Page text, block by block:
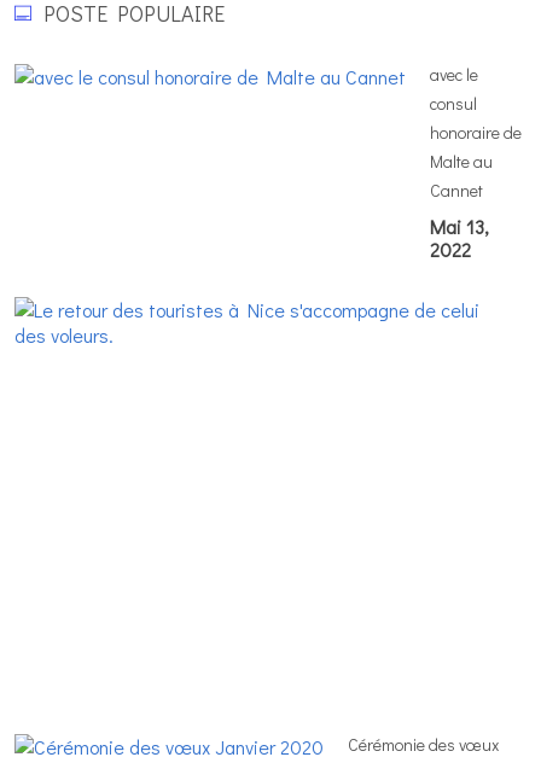
POSTE POPULAIRE
avec le
consul
honoraire de
Malte au
Cannet
Mai 13,
2022
Cérémonie des vœux